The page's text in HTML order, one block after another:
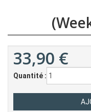
33,90 €
Quantité :